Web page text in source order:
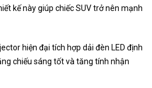
kế này giúp chiếc SUV trở nên mạnh
hiện đại tích hợp dải đèn LED định
chiếu sáng tốt và tăng tính nhận